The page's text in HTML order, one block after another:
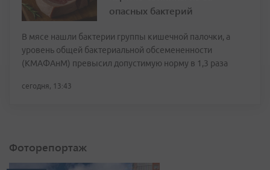
опасных бактерий
В мясе нашли бактерии группы кишечной палочки, а
уровень общей бактериальной обсемененности
(КМАФАнМ) превысил допустимую норму в 1,3 раза
сегодня, 13:43
Фоторепортаж